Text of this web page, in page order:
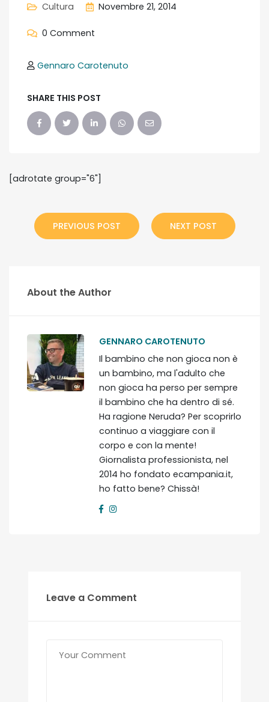
Cultura Novembre 21, 2014
0 Comment
Gennaro Carotenuto
SHARE THIS POST
[adrotate group="6"]
PREVIOUS POST NEXT POST
About the Author
GENNARO CAROTENUTO
Il bambino che non gioca non è
un bambino, ma l'adulto che
non gioca ha perso per sempre
il bambino che ha dentro di sé.
Ha ragione Neruda? Per scoprirlo
continuo a viaggiare con il
corpo e con la mente!
Giornalista professionista, nel
2014 ho fondato ecampania.it,
ho fatto bene? Chissà!
Leave a Comment